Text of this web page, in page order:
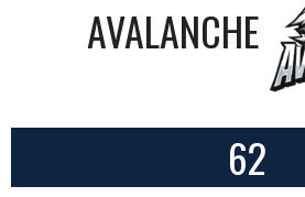
AVALANCHE
62